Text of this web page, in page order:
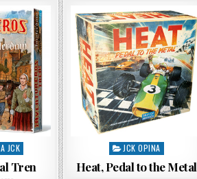
JCK
Tren
P
o
JCK OPINA
Heat, Pedal to the Metal